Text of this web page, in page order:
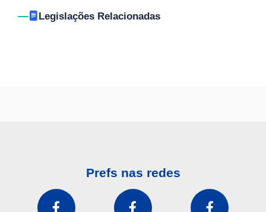
Legislações Relacionadas
Prefs nas redes